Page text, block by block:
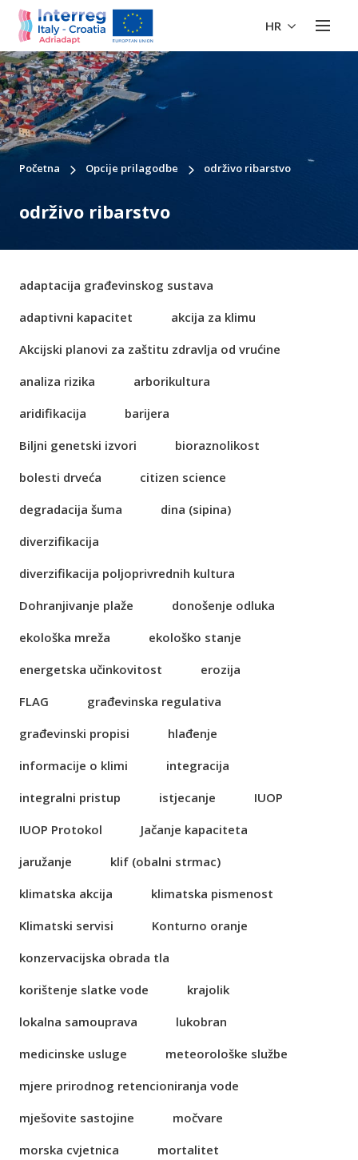
HR
Početna Opcije prilagodbe održivo ribarstvo
održivo ribarstvo
adaptacija građevinskog sustava
adaptivni kapacitet
akcija za klimu
Akcijski planovi za zaštitu zdravlja od vrućine
analiza rizika
arborikultura
aridifikacija
barijera
Biljni genetski izvori
bioraznolikost
bolesti drveća
citizen science
degradacija šuma
dina (sipina)
diverzifikacija
diverzifikacija poljoprivrednih kultura
Dohranjivanje plaže
donošenje odluka
ekološka mreža
ekološko stanje
energetska učinkovitost
erozija
FLAG
građevinska regulativa
građevinski propisi
hlađenje
informacije o klimi
integracija
integralni pristup
istjecanje
IUOP
IUOP Protokol
Jačanje kapaciteta
jaružanje
klif (obalni strmac)
klimatska akcija
klimatska pismenost
Klimatski servisi
Konturno oranje
konzervacijska obrada tla
korištenje slatke vode
krajolik
lokalna samouprava
lukobran
medicinske usluge
meteorološke službe
mjere prirodnog retencioniranja vode
mješovite sastojine
močvare
morska cvjetnica
mortalitet